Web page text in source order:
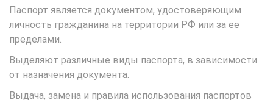
Паспорт является документом, удостоверяющим
личность гражданина на территории РФ или за ее
пределами.
Выделяют различные виды паспорта, в зависимости
от назначения документа.
Выдача, замена и правила использования паспортов